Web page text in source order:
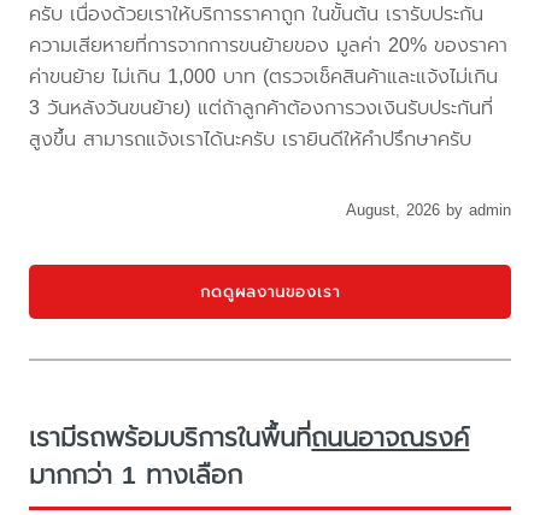
ครับ เนื่องด้วยเราให้บริการราคาถูก ในขั้นต้น เรารับประกัน
ความเสียหายที่การจากการขนย้ายของ มูลค่า 20% ของราคา
ค่าขนย้าย ไม่เกิน 1,000 บาท (ตรวจเช็คสินค้าและแจ้งไม่เกิน
3 วันหลังวันขนย้าย) แต่ถ้าลูกค้าต้องการวงเงินรับประกันที่
สูงขึ้น สามารถแจ้งเราได้นะครับ เรายินดีให้คำปรึกษาครับ
August, 2026 by admin
กดดูผลงานของเรา
เรามีรถพร้อมบริการในพื้นที่ถนนอาจณรงค์
มากกว่า 1 ทางเลือก